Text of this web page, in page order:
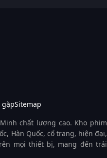
gặpSitemap
chất lượng cao. Kho phim
Hàn Quốc, cổ trang, hiện đại,
mọi thiết bị, mang đến trải